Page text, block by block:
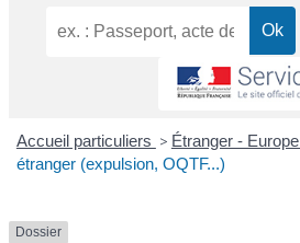
Accueil particuliers > Étranger - Europe
étranger (expulsion, OQTF...)
Dossier